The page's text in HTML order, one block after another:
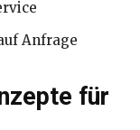
Anfrage
für